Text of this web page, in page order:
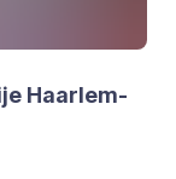
Haar­lem­